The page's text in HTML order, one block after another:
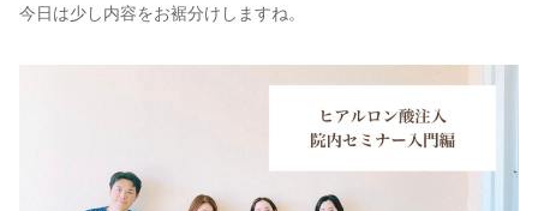
今日は少し内容をお裾分けしますね。